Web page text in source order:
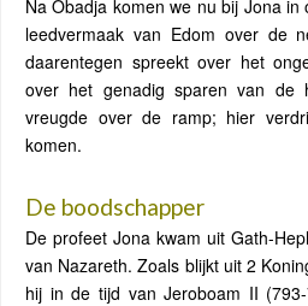
Na Obadja komen we nu bij Jona
leedvermaak van Edom over de
daarentegen spreekt over het
over het genadig sparen van de
vreugde over de ramp; hier
komen.
De boodschapper
De profeet Jona kwam uit Gath-
van Nazareth. Zoals blijkt uit 2
hij in de tijd van Jeroboam II